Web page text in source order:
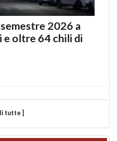
2026 a
e oltre 64 chili di
tutte ]